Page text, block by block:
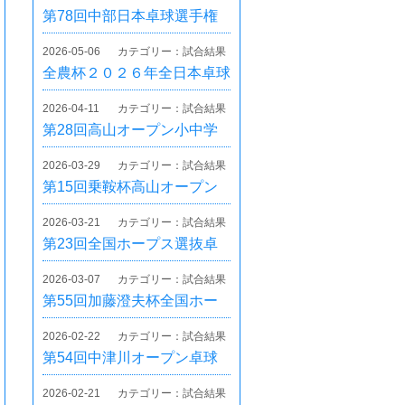
卓球大会 県予選
第78回中部日本卓球選手権
2026-05-06 カテゴリー：試合結果
全農杯２０２６年全日本卓球
ブ・バンビの部）岐阜県予選
会
2026-04-11 カテゴリー：試合結果
第28回高山オープン小中学
2026-03-29 カテゴリー：試合結果
第15回乗鞍杯高山オープン
2026-03-21 カテゴリー：試合結果
第23回全国ホープス選抜卓
2026-03-07 カテゴリー：試合結果
第55回加藤澄夫杯全国ホー
2026-02-22 カテゴリー：試合結果
第54回中津川オープン卓球
2026-02-21 カテゴリー：試合結果